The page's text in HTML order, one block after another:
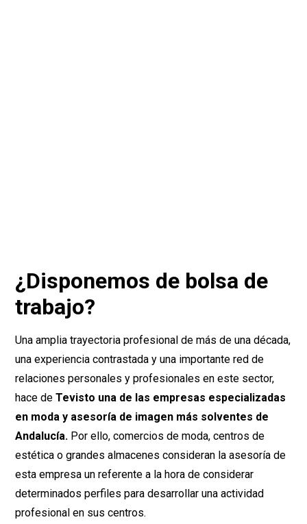
¿Disponemos de bolsa de
trabajo?
Una amplia trayectoria profesional de más de una década,
una experiencia contrastada y una importante red de
relaciones personales y profesionales en este sector,
hace de Tevisto una de las empresas especializadas
en moda y asesoría de imagen más solventes de
Andalucía. Por ello, comercios de moda, centros de
estética o grandes almacenes consideran la asesoría de
esta empresa un referente a la hora de considerar
determinados perfiles para desarrollar una actividad
profesional en sus centros.